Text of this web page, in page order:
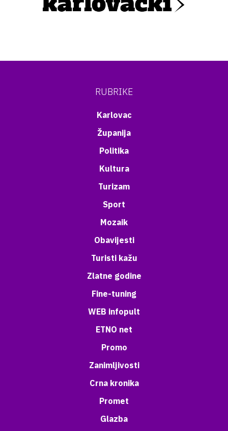
RUBRIKE
Karlovac
Županija
Politika
Kultura
Turizam
Sport
Mozaik
Obavijesti
Turisti kažu
Zlatne godine
Fine-tuning
WEB infopult
ETNO net
Promo
Zanimljivosti
Crna kronika
Promet
Glazba